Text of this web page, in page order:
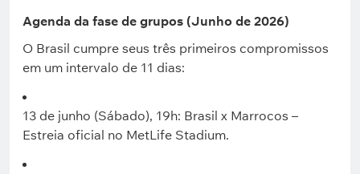
Agenda da fase de grupos (Junho de 2026)
O Brasil cumpre seus três primeiros compromissos
em um intervalo de 11 dias:
13 de junho (Sábado), 19h: Brasil x Marrocos –
Estreia oficial no MetLife Stadium.